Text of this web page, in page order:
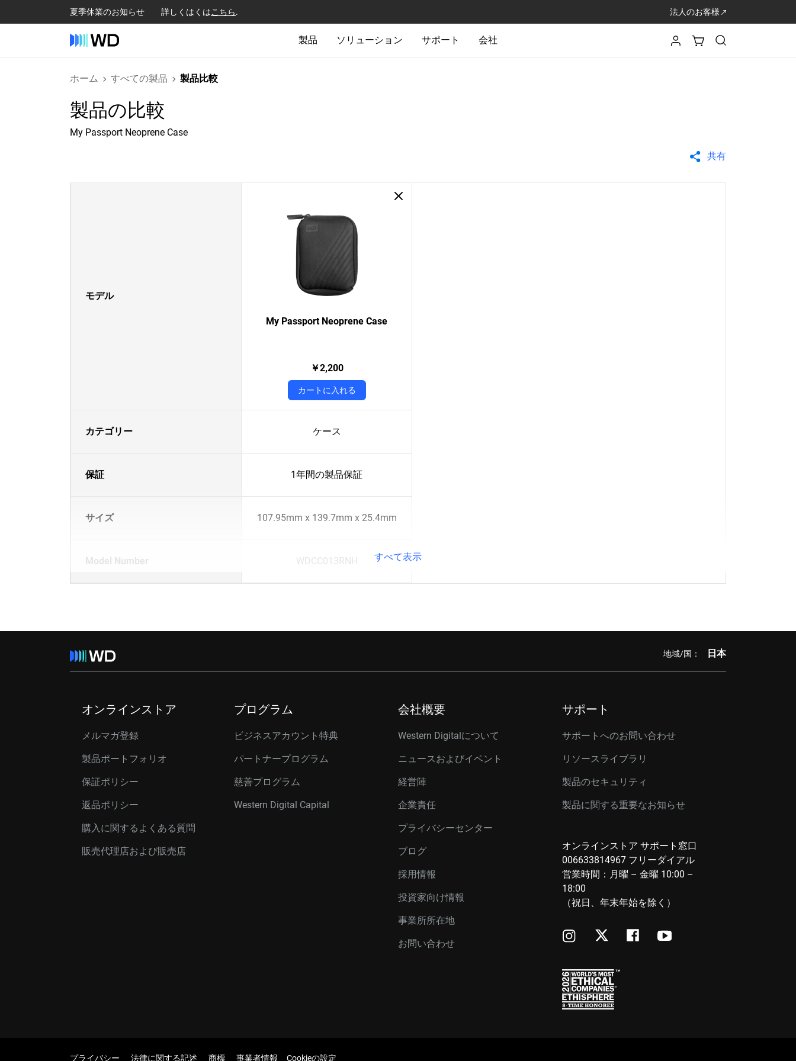
夏季休業のお知らせ 詳しくはくはこちら. 法人のお客様
製品 ソリューション サポート 会社
ホーム すべての製品 製品比較
製品の比較
My Passport Neoprene Case
共有
モデル
My Passport Neoprene Case
￥2,200
カートに入れる
カテゴリー ケース
保証 1年間の製品保証
サイズ 107.95mm x 139.7mm x 25.4mm
Model Number WDCC013RNH すべて表示
地域/国： 日本
オンラインストア
メルマガ登録
製品ポートフォリオ
保証ポリシー
返品ポリシー
購入に関するよくある質問
販売代理店および販売店
プログラム
ビジネスアカウント特典
パートナープログラム
慈善プログラム
Western Digital Capital
会社概要
Western Digitalについて
ニュースおよびイベント
経営陣
企業責任
プライバシーセンター
ブログ
採用情報
投資家向け情報
事業所所在地
お問い合わせ
サポート
サポートへのお問い合わせ
リソースライブラリ
製品のセキュリティ
製品に関する重要なお知らせ
オンラインストア サポート窓口
006633814967 フリーダイアル
営業時間：月曜 – 金曜 10:00 –
18:00
（祝日、年末年始を除く）
プライバシー 法律に関する記述 商標 事業者情報 Cookieの設定